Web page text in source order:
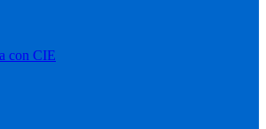
con CIE